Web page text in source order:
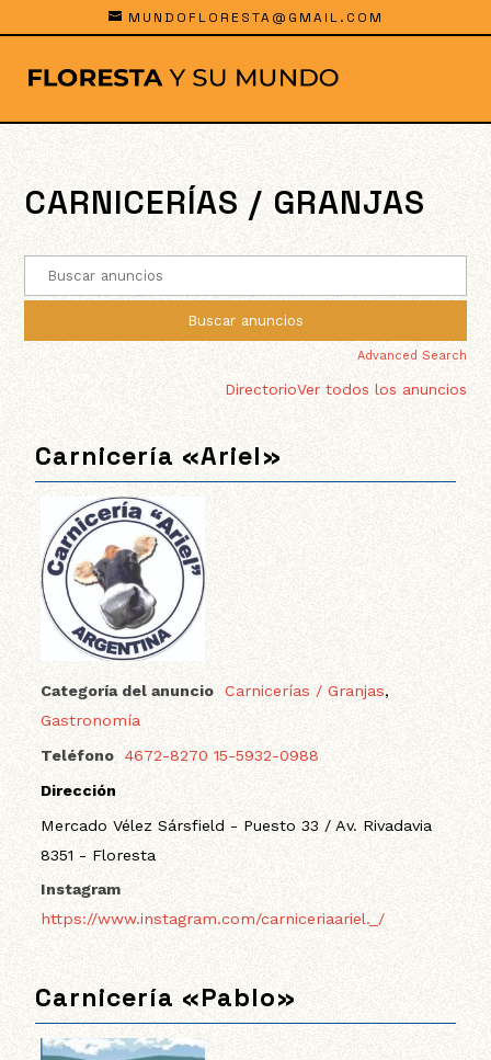
MUNDOFLORESTA@GMAIL.COM
CARNICERÍAS / GRANJAS
Advanced Search
DirectorioVer todos los anuncios
Carnicería «Ariel»
Categoría del anuncio Carnicerías / Granjas,
Gastronomía
Teléfono
4672-8270 15-5932-0988
Dirección
Mercado Vélez Sársfield - Puesto 33 / Av. Rivadavia
8351 - Floresta
Instagram
https://www.instagram.com/carniceriaariel._/
Carnicería «Pablo»